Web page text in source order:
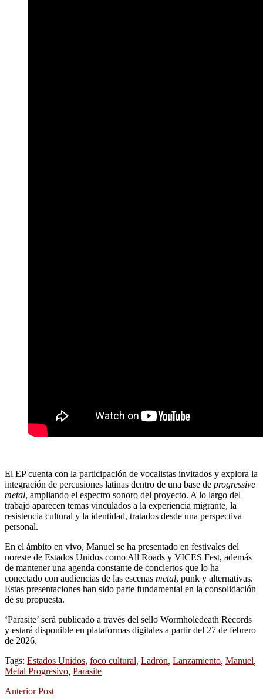
El EP cuenta con la participación de vocalistas invitados y explora la
integración de percusiones latinas dentro de una base de progressive
metal, ampliando el espectro sonoro del proyecto. A lo largo del
trabajo aparecen temas vinculados a la experiencia migrante, la
resistencia cultural y la identidad, tratados desde una perspectiva
personal.
En el ámbito en vivo, Manuel se ha presentado en festivales del
noreste de Estados Unidos como All Roads y VICES Fest, además
de mantener una agenda constante de conciertos que lo ha
conectado con audiencias de las escenas metal, punk y alternativas.
Estas presentaciones han sido parte fundamental en la consolidación
de su propuesta.
‘Parasite’ será publicado a través del sello Wormholedeath Records
y estará disponible en plataformas digitales a partir del 27 de febrero
de 2026.
Tags: Estados Unidos, foco cultural, Ladrón, Lanzamiento, Manuel,
Metal Progresivo, Parasite
Anterior Post